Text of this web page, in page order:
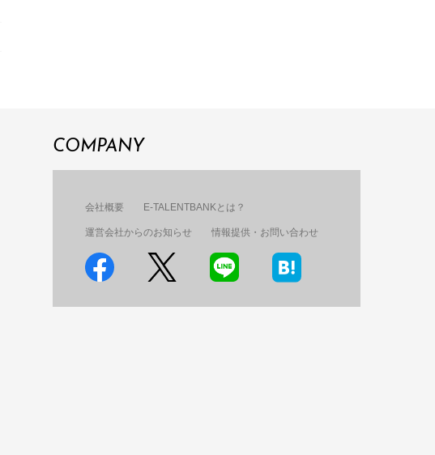
COMPANY
会社概要 E-TALENTBANKとは？
運営会社からのお知らせ 情報提供・お問い合わせ